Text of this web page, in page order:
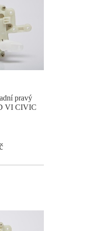
pravý
VI CIVIC